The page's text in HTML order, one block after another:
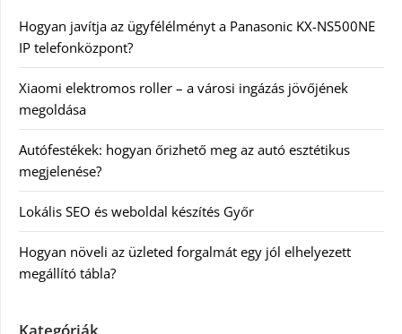
Hogyan javítja az ügyfélélményt a Panasonic KX-NS500NE
IP telefonközpont?
Xiaomi elektromos roller – a városi ingázás jövőjének
megoldása
Autófestékek: hogyan őrizhető meg az autó esztétikus
megjelenése?
Lokális SEO és weboldal készítés Győr
Hogyan növeli az üzleted forgalmát egy jól elhelyezett
megállító tábla?